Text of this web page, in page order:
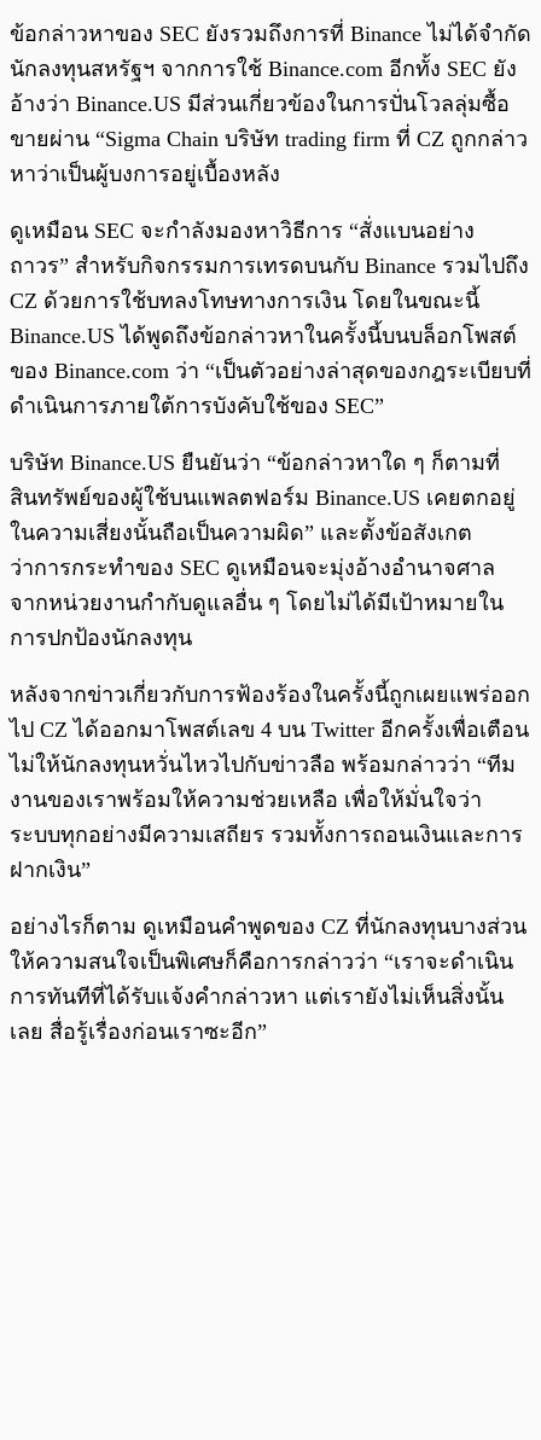
ข้อกล่าวหาของ SEC ยังรวมถึงการที่ Binance ไม่ได้จำกัด
นักลงทุนสหรัฐฯ จากการใช้ Binance.com อีกทั้ง SEC ยัง
อ้างว่า Binance.US มีส่วนเกี่ยวข้องในการปั่นโวลลุ่มซื้อ
ขายผ่าน “Sigma Chain บริษัท trading firm ที่ CZ ถูกกล่าว
หาว่าเป็นผู้บงการอยู่เบื้องหลัง
ดูเหมือน SEC จะกำลังมองหาวิธีการ “สั่งแบนอย่าง
ถาวร” สำหรับกิจกรรมการเทรดบนกับ Binance รวมไปถึง
CZ ด้วยการใช้บทลงโทษทางการเงิน โดยในขณะนี้
Binance.US ได้พูดถึงข้อกล่าวหาในครั้งนี้บนบล็อกโพสต์
ของ Binance.com ว่า “เป็นตัวอย่างล่าสุดของกฎระเบียบที่
ดำเนินการภายใต้การบังคับใช้ของ SEC”
บริษัท Binance.US ยืนยันว่า “ข้อกล่าวหาใด ๆ ก็ตามที่
สินทรัพย์ของผู้ใช้บนแพลตฟอร์ม Binance.US เคยตกอยู่
ในความเสี่ยงนั้นถือเป็นความผิด” และตั้งข้อสังเกต
ว่าการกระทำของ SEC ดูเหมือนจะมุ่งอ้างอำนาจศาล
จากหน่วยงานกำกับดูแลอื่น ๆ โดยไม่ได้มีเป้าหมายใน
การปกป้องนักลงทุน
หลังจากข่าวเกี่ยวกับการฟ้องร้องในครั้งนี้ถูกเผยแพร่ออก
ไป CZ ได้ออกมาโพสต์เลข 4 บน Twitter อีกครั้งเพื่อเตือน
ไม่ให้นักลงทุนหวั่นไหวไปกับข่าวลือ พร้อมกล่าวว่า “ทีม
งานของเราพร้อมให้ความช่วยเหลือ เพื่อให้มั่นใจว่า
ระบบทุกอย่างมีความเสถียร รวมทั้งการถอนเงินและการ
ฝากเงิน”
อย่างไรก็ตาม ดูเหมือนคำพูดของ CZ ที่นักลงทุนบางส่วน
ให้ความสนใจเป็นพิเศษก็คือการกล่าวว่า “เราจะดำเนิน
การทันทีที่ได้รับแจ้งคำกล่าวหา แต่เรายังไม่เห็นสิ่งนั้น
เลย สื่อรู้เรื่องก่อนเราซะอีก”